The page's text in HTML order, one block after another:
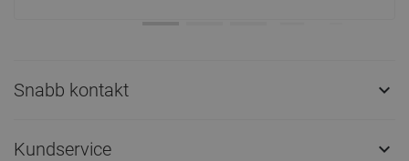
Snabb kontakt 
Kundservice 